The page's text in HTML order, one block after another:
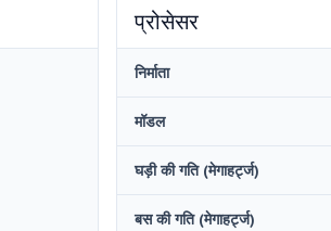
प्रोसेसर
निर्माता
मॉडल
घड़ी की गति (मेगाहर्ट्ज)
बस की गति (मेगाहर्ट्ज)